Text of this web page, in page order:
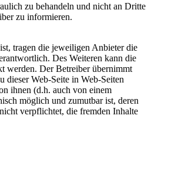
zu behandeln und nicht an Dritte
zu informieren.
tragen die jeweiligen Anbieter die
Des Weiteren kann die
werden. Der Betreiber übernimmt
Web-Seite in Web-Seiten
ihnen (d.h. auch von einem
möglich und zumutbar ist, deren
verpflichtet, die fremden Inhalte